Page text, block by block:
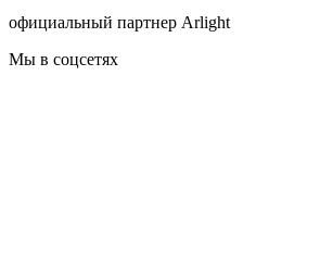
официальный партнер Arlight
Мы в соцсетях